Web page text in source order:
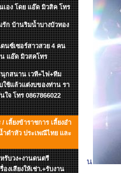
เอง โดย แอ๊ด มิวสิค โทร
ก บ้านริมน้ำบางบัวทอง
นซ์เซอร์สาวสวย 4 คน
แอ๊ด มิวสคโทร
กสนาน เวที+ไฟ+ทีม
ใช้แล้วแต่งบของท่าน รา
ใจ โทร 0867866022
ลี้ยงข้าราชการ เลี้ยงอำ
ดำหัว ประเพณีไทย และ
หรับวง+งานดนตรี
งเสียงให้เช่า.+รับงาน
น